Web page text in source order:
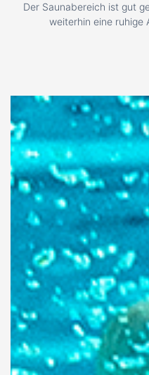
Der Saunabereich ist gut
weiterhin eine ruhige